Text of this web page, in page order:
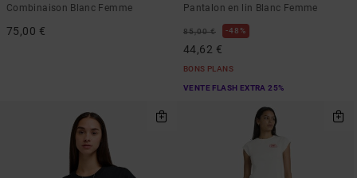
Combinaison Blanc Femme
75,00 €
Pantalon en lin Blanc Femme
85,00 € 48%
44,62 €
BONS PLANS
VENTE FLASH EXTRA 25%